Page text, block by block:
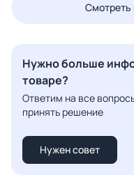
Смотреть
Нужно больше
товаре?
Ответим на все
принять решение
Нужен совет